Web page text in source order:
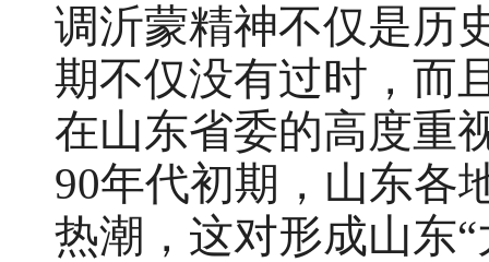
调沂蒙精神不仅是历
期不仅没有过时，而
在山东省委的高度重
90年代初期，山东各
热潮，这对形成山东